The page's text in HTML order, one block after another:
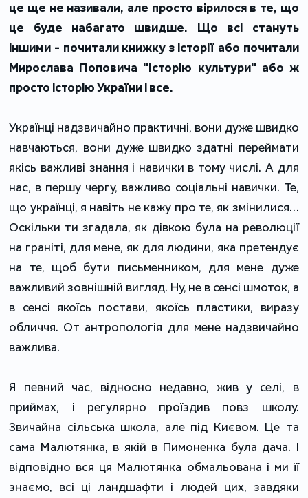
це ще не називали, але просто вірилося в те, що
це буде набагато швидше. Що всі стануть
іншими - почитали книжку з історії або почитали
Мирослава Поповича "Історію культури" або ж
просто історію України і все.
Українці надзвичайно практичні, вони дуже швидко
навчаються, вони дуже швидко здатні переймати
якісь важливі знання і навички в тому числі. А для
нас, в першу чергу, важливо соціальні навички. Те,
що українці, я навіть не кажу про те, як змінилися…
Оскільки ти згадала, як дівкою була на революції
на граніті, для мене, як для людини, яка претендує
на те, щоб бути письменником, для мене дуже
важливий зовнішній вигляд. Ну, не в сенсі шмоток, а
в сенсі якоїсь постави, якоїсь пластики, виразу
обличчя. От антропологія для мене надзвичайно
важлива.
Я певний час, відносно недавно, жив у селі, в
приймах, і регулярно проїздив повз школу.
Звичайна сільська школа, але під Києвом. Це та
сама Малютянка, в якій в Пимоненка була дача. І
відповідно вся ця Малютянка обмальована і ми її
знаємо, всі ці ландшафти і людей цих, завдяки